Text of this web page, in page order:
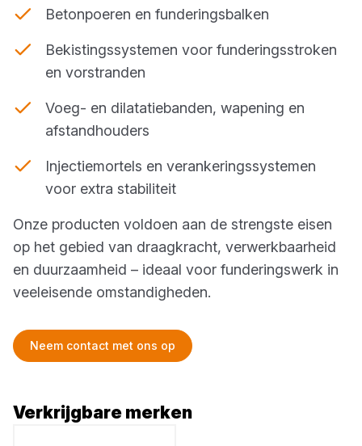
Betonpoeren en funderingsbalken
Bekistingssystemen voor funderingsstroken
en vorstranden
Voeg- en dilatatiebanden, wapening en
afstandhouders
Injectiemortels en verankeringssystemen
voor extra stabiliteit
Onze producten voldoen aan de strengste eisen
op het gebied van draagkracht, verwerkbaarheid
en duurzaamheid – ideaal voor funderingswerk in
veeleisende omstandigheden.
Neem contact met ons op
Verkrijgbare merken